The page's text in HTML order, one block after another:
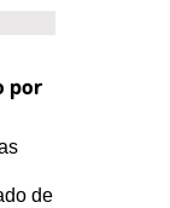
por
de